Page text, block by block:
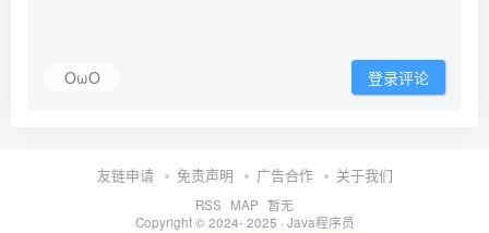
OωO 登录评论
友链申请 免责声明 广告合作 关于我们
RSS MAP 暂无
Copyright © 2024- 2025 · Java程序员